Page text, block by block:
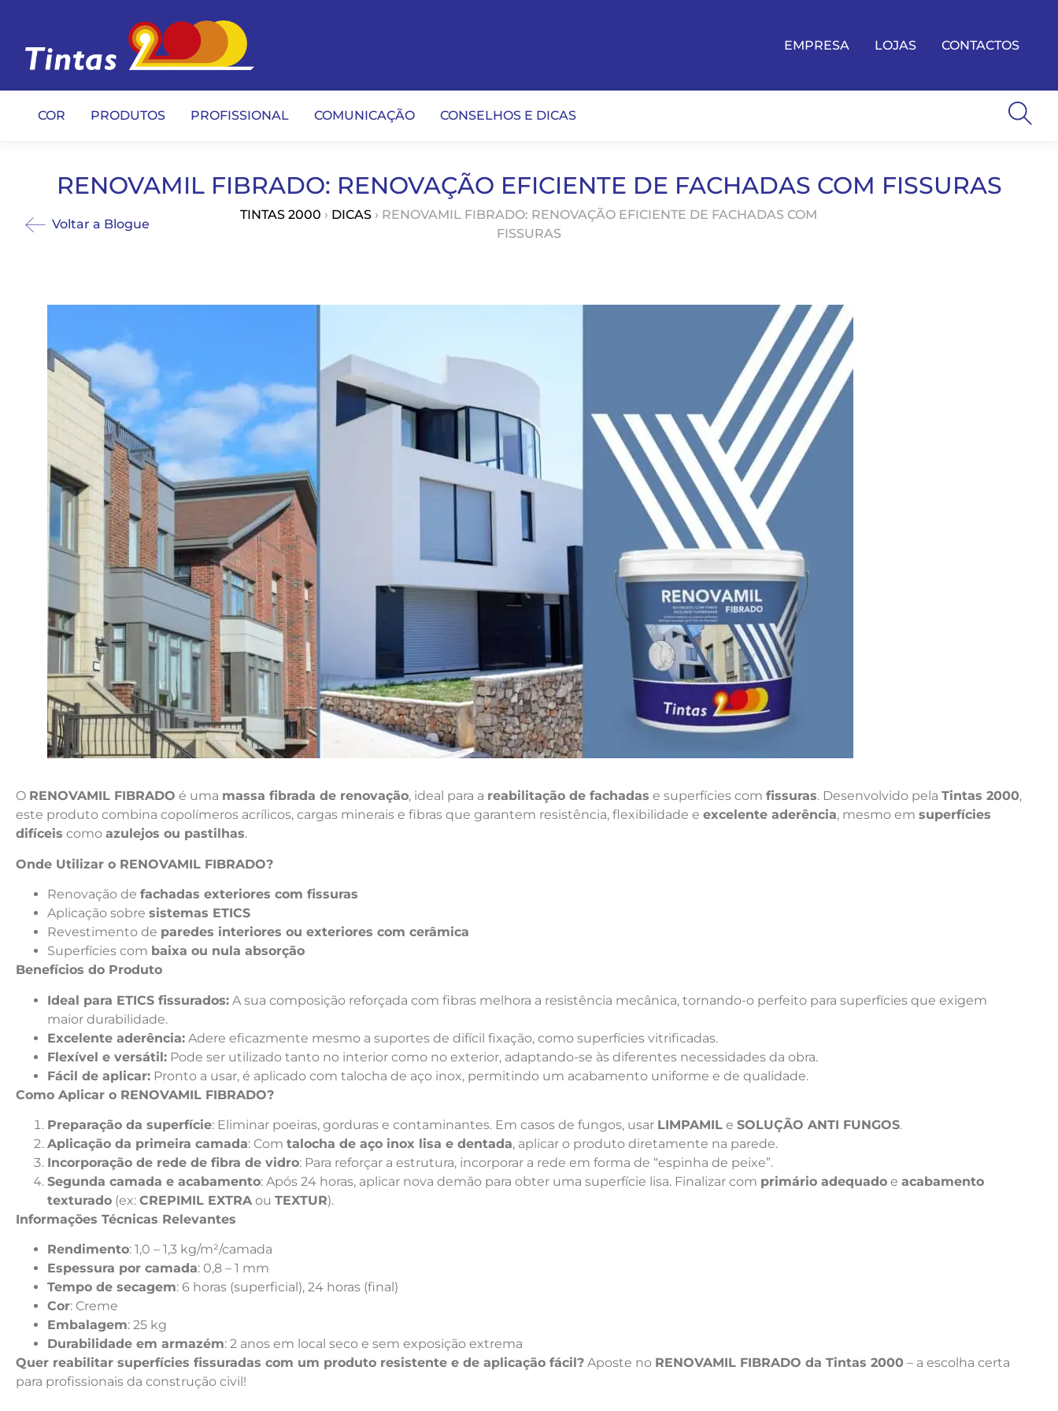
EMPRESA LOJAS CONTACTOS
COR PRODUTOS PROFISSIONAL COMUNICAÇÃO CONSELHOS E DICAS
RENOVAMIL FIBRADO: RENOVAÇÃO EFICIENTE DE FACHADAS COM FISSURAS
Voltar a Blogue
TINTAS 2000 › DICAS › RENOVAMIL FIBRADO: RENOVAÇÃO EFICIENTE DE FACHADAS COM
FISSURAS
O RENOVAMIL FIBRADO é uma massa fibrada de renovação, ideal para a reabilitação de fachadas e superfícies com fissuras. Desenvolvido pela Tintas 2000,
este produto combina copolímeros acrílicos, cargas minerais e fibras que garantem resistência, flexibilidade e excelente aderência, mesmo em superfícies
difíceis como azulejos ou pastilhas.
Onde Utilizar o RENOVAMIL FIBRADO?
Renovação de fachadas exteriores com fissuras
Aplicação sobre sistemas ETICS
Revestimento de paredes interiores ou exteriores com cerâmica
Superfícies com baixa ou nula absorção
Benefícios do Produto
Ideal para ETICS fissurados: A sua composição reforçada com fibras melhora a resistência mecânica, tornando-o perfeito para superfícies que exigem
maior durabilidade.
Excelente aderência: Adere eficazmente mesmo a suportes de difícil fixação, como superfícies vitrificadas.
Flexível e versátil: Pode ser utilizado tanto no interior como no exterior, adaptando-se às diferentes necessidades da obra.
Fácil de aplicar: Pronto a usar, é aplicado com talocha de aço inox, permitindo um acabamento uniforme e de qualidade.
Como Aplicar o RENOVAMIL FIBRADO?
Preparação da superfície: Eliminar poeiras, gorduras e contaminantes. Em casos de fungos, usar LIMPAMIL e SOLUÇÃO ANTI FUNGOS.
Aplicação da primeira camada: Com talocha de aço inox lisa e dentada, aplicar o produto diretamente na parede.
Incorporação de rede de fibra de vidro: Para reforçar a estrutura, incorporar a rede em forma de “espinha de peixe”.
Segunda camada e acabamento: Após 24 horas, aplicar nova demão para obter uma superfície lisa. Finalizar com primário adequado e acabamento
texturado (ex: CREPIMIL EXTRAou TEXTUR).
Informações Técnicas Relevantes
Rendimento: 1,0 – 1,3 kg/m²/camada
Espessura por camada: 0,8 – 1 mm
Tempo de secagem: 6 horas (superficial), 24 horas (final)
Cor: Creme
Embalagem: 25 kg
Durabilidade em armazém: 2 anos em local seco e sem exposição extrema
Quer reabilitar superfícies fissuradas com um produto resistente e de aplicação fácil? Aposte no RENOVAMIL FIBRADO da Tintas 2000 – a escolha certa
para profissionais da construção civil!